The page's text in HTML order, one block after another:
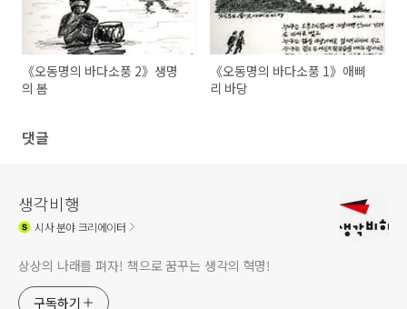
《오동명의 바다소풍 2》생명
의 봄
《오동명의 바다소풍 1》애삐
리 바당
댓글
생각비행
시사분야 크리에이터
상상의 나래를 펴자! 책으로 꿈꾸는 생각의 혁명!
구독하기